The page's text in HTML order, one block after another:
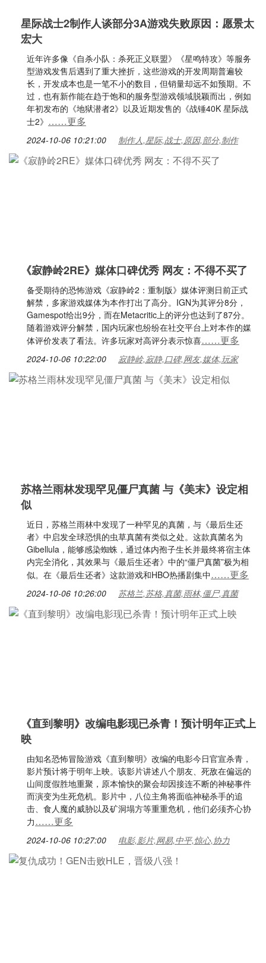
星际战士2制作人谈部分3A游戏失败原因：愿景太
宏大
近年许多像《自杀小队：杀死正义联盟》《星鸣特攻》等服务
型游戏发售后遇到了重大挫折，这些游戏的开发周期普遍较
长，开发成本也是一笔不小的数目，但销量却远不如预期。不
过，也有新作能在趋于饱和的服务型游戏领域脱颖而出，例如
年初发布的《地狱潜者2》以及近期发售的《战锤40K 星际战
士2》 ……更多
2024-10-06 10:21:00 制作人,星际,战士,原因,部分,制作
《寂静岭2RE》媒体口碑优秀 网友：不得不买了
备受期待的恐怖游戏《寂静岭2：重制版》媒体评测日前正式
解禁，多家游戏媒体为本作打出了高分。IGN为其评分8分，
Gamespot给出9分，而在Metacritic上的评分也达到了87分。
随着游戏评分解禁，国内玩家也纷纷在社交平台上对本作的媒
体评价发表了看法。许多玩家对高评分表示惊喜……更多
2024-10-06 10:22:00 寂静岭,寂静,口碑,网友,媒体,玩家
苏格兰雨林发现罕见僵尸真菌 与《美末》设定相
似
近日，苏格兰雨林中发现了一种罕见的真菌，与《最后生还
者》中启发全球恐惧的虫草真菌有类似之处。这款真菌名为
Gibellula，能够感染蜘蛛，通过体内孢子生长并最终将宿主体
内完全消化，其效果与《最后生还者》中的“僵尸真菌”极为相
似。在《最后生还者》这款游戏和HBO热播剧集中……更多
2024-10-06 10:26:00 苏格兰,苏格,真菌,雨林,僵尸,真菌
《直到黎明》改编电影现已杀青！预计明年正式上
映
由知名恐怖冒险游戏《直到黎明》改编的电影今日官宣杀青，
影片预计将于明年上映。该影片讲述八个朋友、死敌在偏远的
山间度假胜地重聚，原本愉快的聚会却因接连不断的神秘事件
而演变为生死危机。影片中，八位主角将面临神秘杀手的追
击、食人魔的威胁以及矿洞塌方等重重危机，他们必须齐心协
力……更多
2024-10-06 10:27:00 电影,影片,网易,中平,惊心,协力